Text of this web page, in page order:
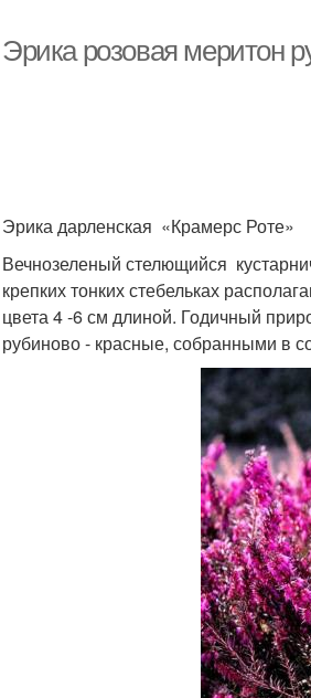
Эрика розовая меритон
Эрика дарленская «Крамерс
Вечнозеленый стелющийся
крепких тонких стебельках
цвета 4 -6 см длиной. Годичный
рубиново - красные, собранными в